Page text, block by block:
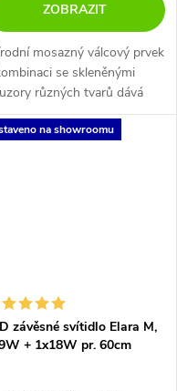
ZOBRAZIT
mosazný válcový prvek
se skleněnými
různých tvarů dává
jemné a elegantní
na showroomu
závěsné svítidlo Elara M,
+ 1x18W pr. 60cm